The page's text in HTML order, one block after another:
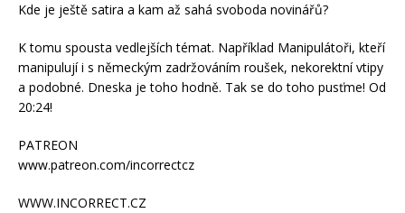
Kde je ještě satira a kam až sahá svoboda novinářů?
K tomu spousta vedlejších témat. Například Manipulátoři, kteří
manipulují i s německým zadržováním roušek, nekorektní vtipy
a podobné. Dneska je toho hodně. Tak se do toho pusťme! Od
20:24!
PATREON
www.patreon.com/incorrectcz
WWW.INCORRECT.CZ